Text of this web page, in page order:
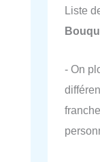
Liste
- On